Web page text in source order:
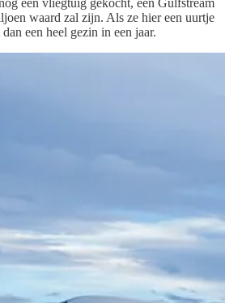
waard zal zijn. Als ze hier een uurtje
een heel gezin in een jaar.